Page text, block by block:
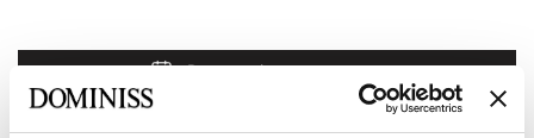
Reservar cita